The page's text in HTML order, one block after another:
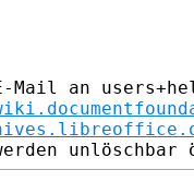
Mail an